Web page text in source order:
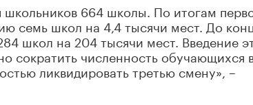
664 школы. По итогам
семь школ на 4,4 тысячи мест. До
школ на 204 тысячи мест. Введение
сократить численность обучающихся
ликвидировать третью смену», –